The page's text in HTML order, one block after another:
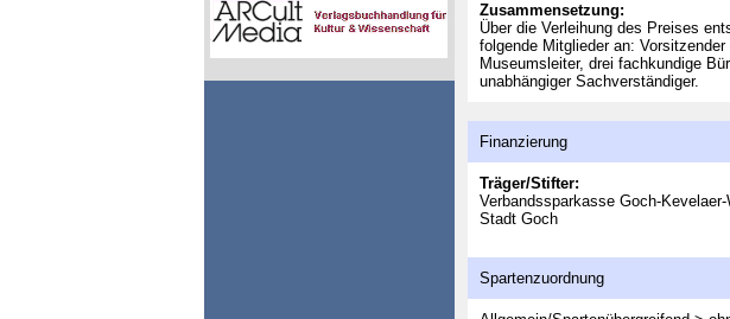
Zusammensetzung:
Über die Verleihung des Preises
folgende Mitglieder an:
Museumsleiter, drei fachkundige
unabhängiger Sachverständiger.
Finanzierung
Träger/Stifter:
Verbandssparkasse Goch-Kevelaer-
Stadt Goch
Spartenzuordnung